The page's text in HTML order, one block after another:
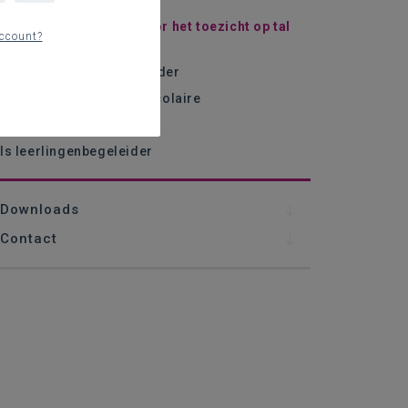
verantwoordelijke voor het toezicht op tal
plaatsen
opvoeder/leerbegeleider
motor van het extra-scolaire
leerlingenbegeleider
Downloads
Contact